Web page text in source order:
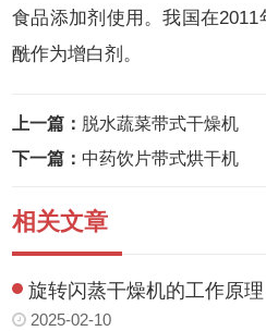
食品添加剂使用。我国在
酰作为增白剂。
上一篇： 脱水蔬菜带式干燥机
下一篇： 中药饮片带式烘干机
相关文章
旋转闪蒸干燥机的工作原理
2025-02-10